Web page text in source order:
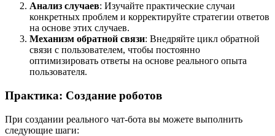
Анализ случаев: Изучайте практические случаи
конкретных проблем и корректируйте стратегии ответов
на основе этих случаев.
Механизм обратной связи: Внедряйте цикл обратной
связи с пользователем, чтобы постоянно
оптимизировать ответы на основе реального опыта
пользователя.
Практика: Создание роботов
При создании реального чат-бота вы можете выполнить
следующие шаги: